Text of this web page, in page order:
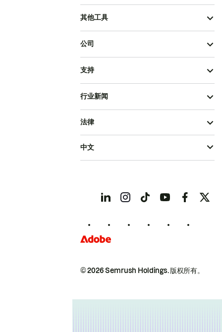
其他工具
公司
支持
行业新闻
© 2026 Semrush Holdings.版权所有。
法律
中文